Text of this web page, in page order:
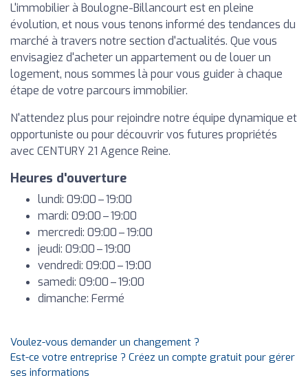
L'immobilier à Boulogne-Billancourt est en pleine
évolution, et nous vous tenons informé des tendances du
marché à travers notre section d'actualités. Que vous
envisagiez d'acheter un appartement ou de louer un
logement, nous sommes là pour vous guider à chaque
étape de votre parcours immobilier.
N'attendez plus pour rejoindre notre équipe dynamique et
opportuniste ou pour découvrir vos futures propriétés
avec CENTURY 21 Agence Reine.
Heures d'ouverture
lundi: 09:00 – 19:00
mardi: 09:00 – 19:00
mercredi: 09:00 – 19:00
jeudi: 09:00 – 19:00
vendredi: 09:00 – 19:00
samedi: 09:00 – 19:00
dimanche: Fermé
Voulez-vous demander un changement ?
Est-ce votre entreprise ? Créez un compte gratuit pour gérer
ses informations